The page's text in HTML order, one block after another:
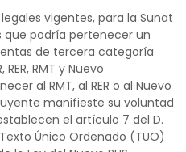
vigentes, para la Sunat
que podría pertenecer un
de tercera categoría
RMT y Nuevo
al RMT, al RER o al Nuevo
manifieste su voluntad
el artículo 7 del D.
Texto Único Ordenado (TUO)